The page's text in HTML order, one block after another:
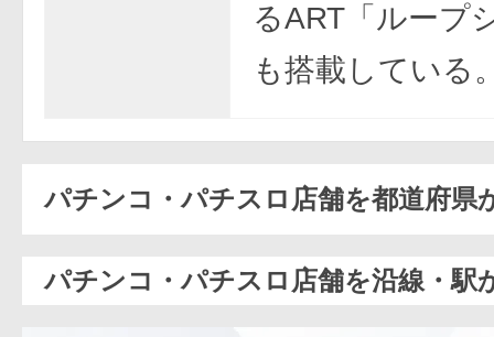
るART「ループ
も搭載している
パチンコ・パチスロ店舗を都道府県
パチンコ・パチスロ店舗を沿線・駅